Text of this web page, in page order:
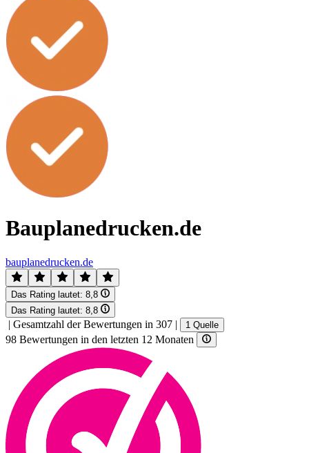
Bauplanedrucken.de
bauplanedrucken.de
Das Rating lautet: 8,8
Das Rating lautet: 8,8
| Gesamtzahl der Bewertungen in 307 | 1 Quelle
98 Bewertungen in den letzten 12 Monaten